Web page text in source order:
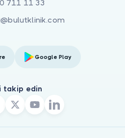
711 11 33
Google Play
takip edin